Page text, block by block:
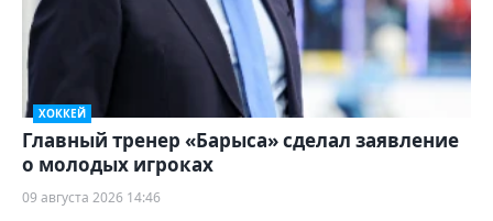
ХОККЕЙ
Главный тренер «Барыса» сделал заявление
о молодых игроках
09 августа 2026 14:46